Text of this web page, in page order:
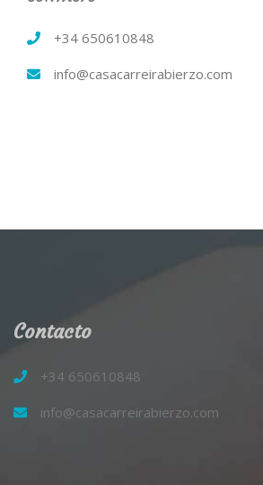
+34 650610848
info@casacarreirabierzo.com
Contacto
+34 650610848
info@casacarreirabierzo.com